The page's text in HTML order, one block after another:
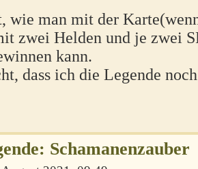
wie man mit der
zwei Helden und je zwei
kann.
dass ich die Legende
Schamanenzauber